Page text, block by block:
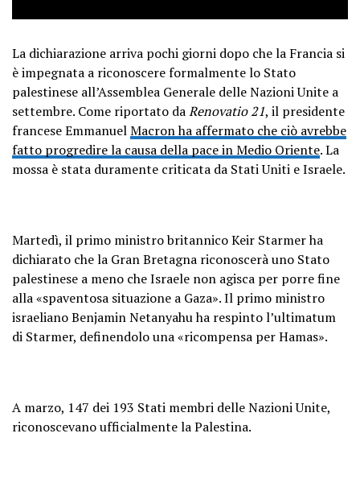
La dichiarazione arriva pochi giorni dopo che la Francia si
è impegnata a riconoscere formalmente lo Stato
palestinese all’Assemblea Generale delle Nazioni Unite a
settembre. Come riportato daRenovatio 21, il presidente
francese EmmanuelMacron ha affermato che ciò avrebbe
fatto progredire la causa della pace in Medio Oriente. La
mossa è stata duramente criticata da Stati Uniti e Israele.
Martedì, il primo ministro britannico Keir Starmer ha
dichiarato che la Gran Bretagna riconoscerà uno Stato
palestinese a meno che Israele non agisca per porre fine
alla «spaventosa situazione a Gaza». Il primo ministro
israeliano Benjamin Netanyahu ha respinto l’ultimatum
di Starmer, definendolo una «ricompensa per Hamas».
A marzo, 147 dei 193 Stati membri delle Nazioni Unite,
riconoscevano ufficialmente la Palestina.